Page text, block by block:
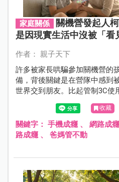
家庭關係
關機營發起人
是因現實生活中沒被「看
作者： 親子天下
許多被家長哄騙參加關機營的
備，背後關鍵是在營隊中感到
世界交到朋友。比起管制3C使
信、創造接納孩子的環境，更
收藏
關鍵字： 手機成癮、 網路成癮
路成癮、 爸媽管不動